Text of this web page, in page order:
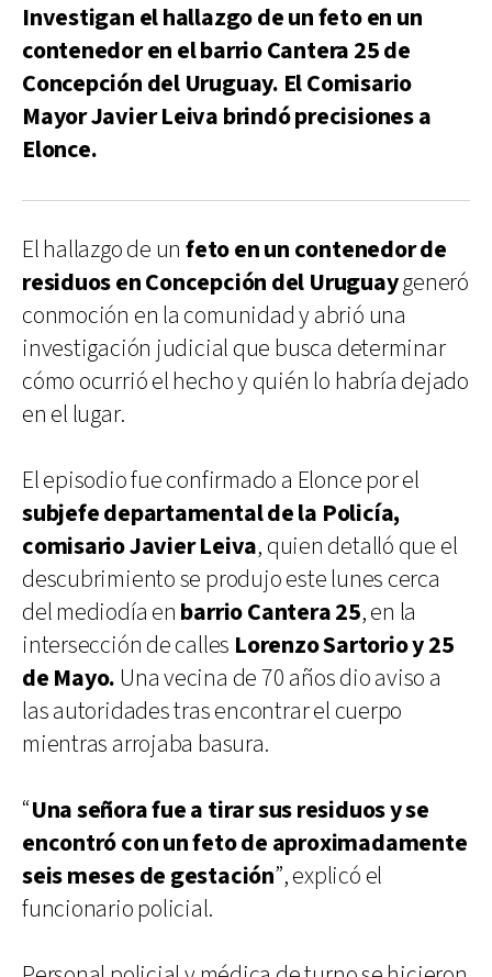
Investigan el hallazgo de un feto en un
contenedor en el barrio Cantera 25 de
Concepción del Uruguay. El Comisario
Mayor Javier Leiva brindó precisiones a
Elonce.
El hallazgo de unfeto en un contenedor de
residuos en Concepción del Uruguaygeneró
conmoción en la comunidad y abrió una
investigación judicial que busca determinar
cómo ocurrió el hecho y quién lo habría dejado
en el lugar.
El episodio fue confirmado a Elonce por el
subjefe departamental de la Policía,
comisario Javier Leiva, quien detalló que el
descubrimiento se produjo este lunes cerca
del mediodía en barrio Cantera 25, en la
intersección de calles Lorenzo Sartorio y 25
de Mayo. Una vecina de 70 años dio aviso a
las autoridades tras encontrar el cuerpo
mientras arrojaba basura.
“Una señora fue a tirar sus residuos y se
encontró con un feto de aproximadamente
seis meses de gestación”, explicó el
funcionario policial.